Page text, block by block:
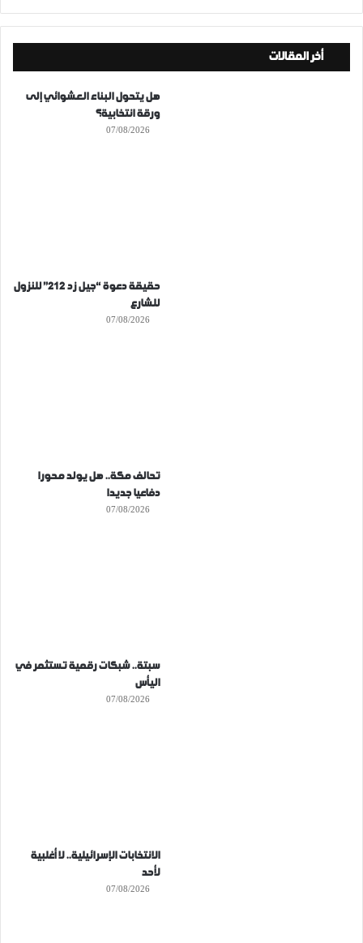
أخر المقالات
هل يتحول البناء العشوائي إلى
ورقة انتخابية؟
07/08/2026
حقيقة دعوة “جيل زد 212” للنزول
للشارع
07/08/2026
تحالف مكة.. هل يولد محورا
دفاعيا جديدا
07/08/2026
سبتة.. شبكات رقمية تستثمر في
اليأس
07/08/2026
الانتخابات الإسرائيلية.. لا أغلبية
لأحد
07/08/2026